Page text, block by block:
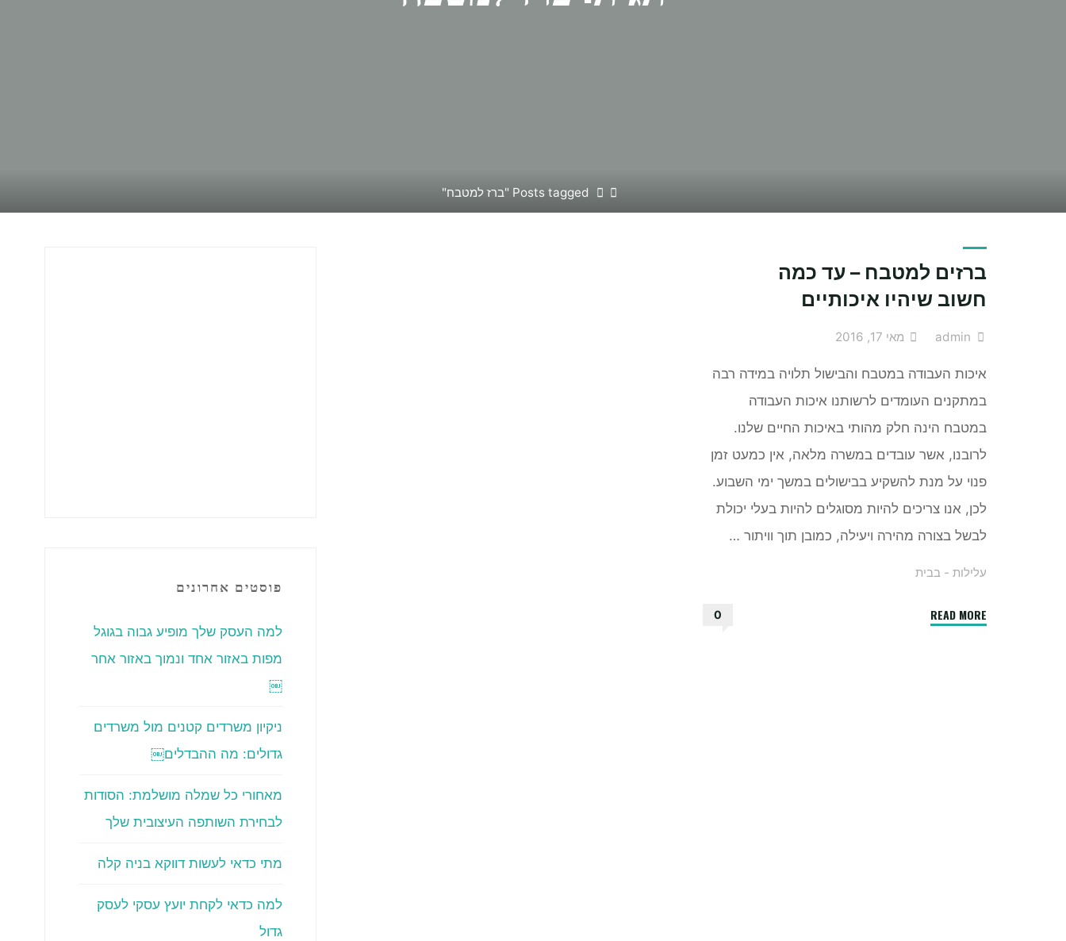
HomePosts tagged "ברז למטבח"
ברזים למטבח – עד כמה
חשוב שיהיו איכותיים
admin מאי 17, 2016
איכות העבודה במטבח והבישול תלויה במידה רבה
במתקנים העומדים לרשותנו איכות העבודה
במטבח הינה חלק מהותי באיכות החיים שלנו.
לרובנו, אשר עובדים במשרה מלאה, אין כמעט זמן
פנוי על מנת להשקיע בבישולים במשך ימי השבוע.
לכן, אנו צריכים להיות מסוגלים להיות בעלי יכולת
לבשל בצורה מהירה ויעילה, כמובן תוך וויתור …
עלילות - בבית
READ MORE"ברזים
0
פוסטים אחרונים
למה העסק שלך מופיע גבוה בגוגל
מפות באזור אחד ונמוך באזור אחר
￼
ניקיון משרדים קטנים מול משרדים
גדולים: מה ההבדלים￼
מאחורי כל שמלה מושלמת: הסודות
לבחירת השותפה העיצובית שלך
מתי כדאי לעשות דווקא בניה קלה
למה כדאי לקחת יועץ עסקי לעסק
גדול